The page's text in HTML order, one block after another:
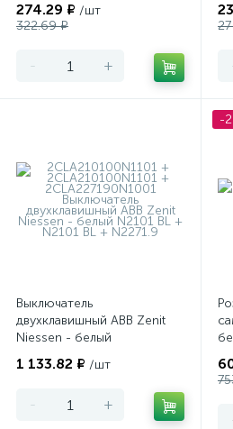
274.29 ₽ /шт
322.69 ₽
- +
Выключатель
двухклавишный ABB Zenit
Niessen - белый
1 133.82 ₽ /шт
- +
-